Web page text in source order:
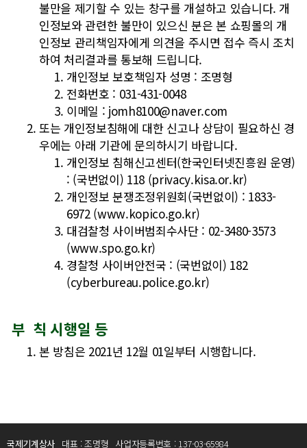
불만을 제기할 수 있는 창구를 개설하고 있습니다. 개
인정보와 관련한 불만이 있으신 분은 본 쇼핑몰의 개
인정보 관리책임자에게 의견을 주시면 접수 즉시 조치
하여 처리결과를 통보해 드립니다.
개인정보 보호책임자 성명 : 조명형
전화번호 : 031-431-0048
이메일 : jomh8100@naver.com
또는 개인정보침해에 대한 신고나 상담이 필요하신 경
우에는 아래 기관에 문의하시기 바랍니다.
개인정보 침해신고센터(한국인터넷진흥원 운영)
: (국번없이) 118 (privacy.kisa.or.kr)
개인정보 분쟁조정위원회(국번없이) : 1833-
6972 (www.kopico.go.kr)
대검찰청 사이버범죄수사단 : 02-3480-3573
(www.spo.go.kr)
경찰청 사이버안전국 : (국번없이) 182
(cyberbureau.police.go.kr)
부 칙 시행일 등
본 방침은 2021년 12월 01일부터 시행합니다.
국제기계상사 대표 : 조명형 사업자등록번호 : 137-03-65984